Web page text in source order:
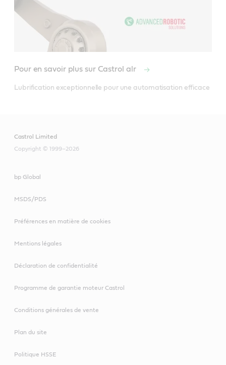
Pour en savoir plus sur Castrol alr
Castrol Limited
Copyright © 1999–2026
bp Global
MSDS/PDS
Préférences en matière de cookies
Mentions légales
Déclaration de confidentialité
Programme de garantie moteur Castrol
Conditions générales de vente
Plan du site
Politique HSSE